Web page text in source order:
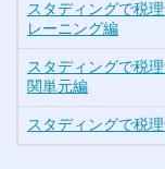
スタディングで税
レーニング編
スタディングで税
関単元編
スタディングで税